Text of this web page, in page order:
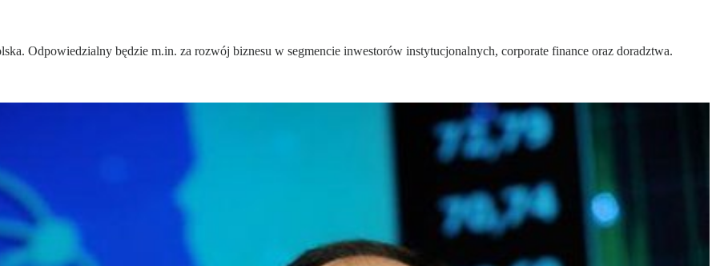
Odpowiedzialny będzie m.in. za rozwój biznesu w segmencie inwestorów instytucjonalnych, corporate finance oraz doradztwa.